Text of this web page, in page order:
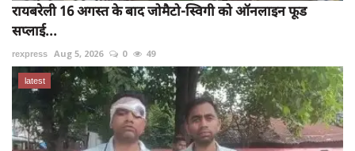
रायबरेली 16 अगस्त के बाद जोमैटो-स्विगी को ऑनलाइन फूड
सप्लाई...
rexpress Aug 5, 2026 0 49
latest